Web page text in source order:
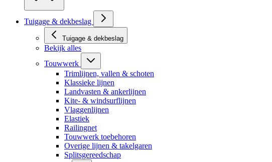
Tuigage & dekbeslag
Tuigage & dekbeslag
Bekijk alles
Touwwerk
Trimlijnen, vallen & schoten
Klassieke lijnen
Landvasten & ankerlijnen
Kite- & windsurflijnen
Vlaggenlijnen
Elastiek
Railingnet
Touwwerk toebehoren
Overige lijnen & takelgaren
Splitsgereedschap